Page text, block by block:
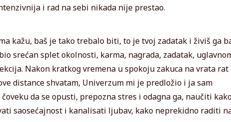
i rad na sebi nikada nije prestao.
kažu, baš je tako trebalo biti, to je tvoj zadatak i živiš ga
srećan splet okolnosti, karma, nagrada, zadatak,
Nakon kratkog vremena u spokoju zakuca na vrata rat
distance shvatam, Univerzum mi je predložio i ja sam
da se opusti, prepozna stres i odagna ga, naučiti
saosećajnost i kanalisati ljubav, kako neprekidno raditi